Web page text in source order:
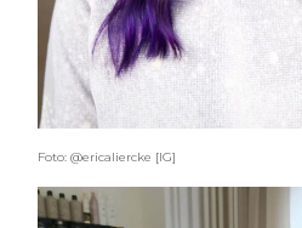
Foto: @ericaliercke [IG]